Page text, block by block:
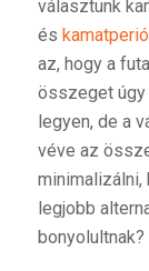
választunk
és
az, hogy a
összeget úgy
legyen, de a
véve az
legjobb
bonyolultnak?